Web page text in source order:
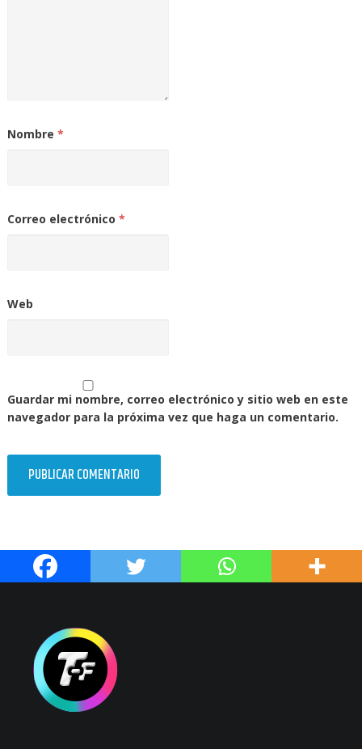
Nombre *
Correo electrónico *
Web
Guardar mi nombre, correo electrónico y sitio web en este
navegador para la próxima vez que haga un comentario.